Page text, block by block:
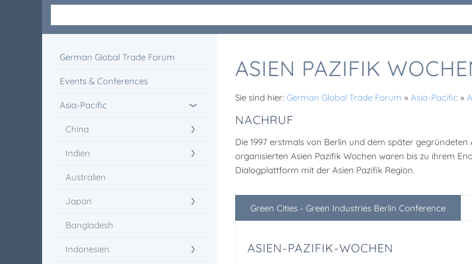
German Global Trade Forum
Events & Conferences
Asia-Pacific
China
Indien
Australien
Japan
Bangladesh
Indonesien
ASIEN PAZIFIK
Sie sind hier: German Global Trade Forum » Asia-Pacific »
NACHRUF
Die 1997 erstmals von Berlin und dem später gegründeten
organisierten Asien Pazifik Wochen waren bis zu ihrem
Dialogplattform mit der Asien Pazifik Region.
Green Cities - Green Industries Berlin Conference
ASIEN-PAZIFIK-WOCHEN